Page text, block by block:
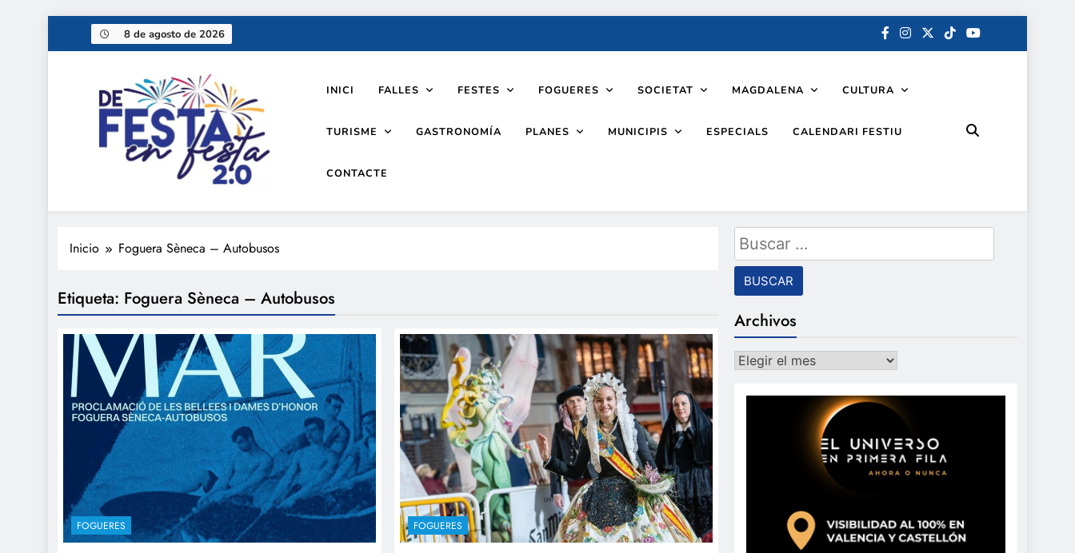
8 de agosto de 2026
De festa en festa 2.0
INICI FALLES FESTES FOGUERES SOCIETAT MAGDALENA CULTURA
TURISME GASTRONOMÍA PLANES MUNICIPIS ESPECIALS CALENDARI FESTIU
CONTACTE
Inicio Foguera Sèneca – Autobusos
Etiqueta: Foguera Sèneca – Autobusos
FOGUERES FOGUERES
Buscar:
Archivos
Archivos